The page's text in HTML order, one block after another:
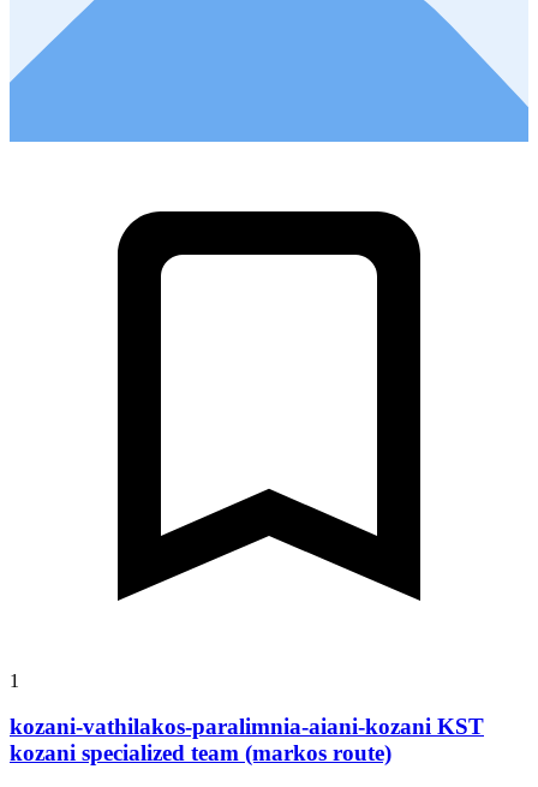
1
kozani-vathilakos-paralimnia-aiani-kozani KST
kozani specialized team (markos route)